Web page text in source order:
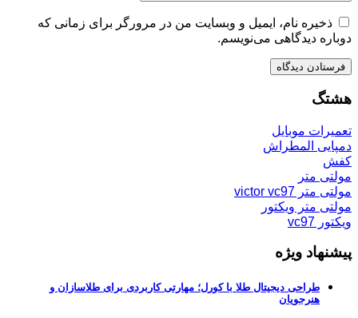
ذخیره نام، ایمیل و وبسایت من در مرورگر برای زمانی که
دوباره دیدگاهی می‌نویسم.
هشتگ
تعمیرات موبایل
دمپایی المطراش
کفش
مولتی متر
مولتی متر victor vc97
مولتی متر ویکتور
ویکتور vc97
پیشنهاد ویژه
طراحی دیجیتال طلا با کورل؛ مهارتی کاربردی برای طلاسازان و
هنرجویان